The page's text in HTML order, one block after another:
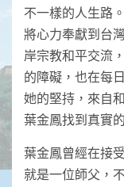
不一樣的人生路
將心力奉獻到台
岸宗教和平交流，
的障礙，也在每
她的堅持，來自
葉金鳳找到真實
葉金鳳曾經在接
就是一位師父，